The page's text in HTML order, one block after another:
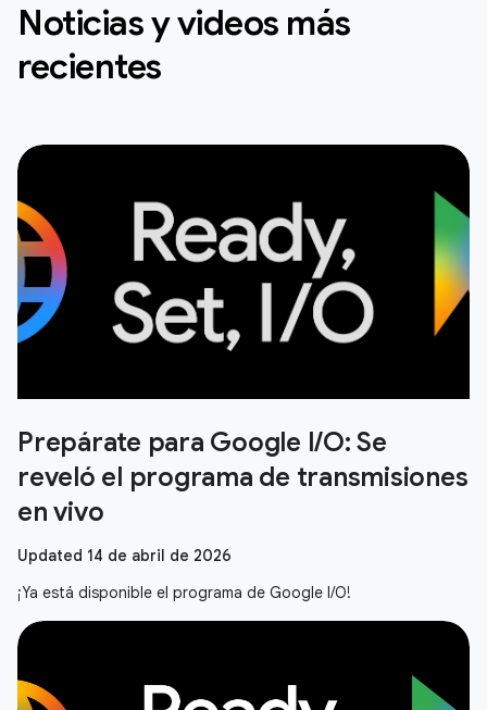
Noticias y videos más
recientes
Prepárate para Google I/O: Se
reveló el programa de transmisiones
en vivo
Updated 14 de abril de 2026
¡Ya está disponible el programa de Google I/O!